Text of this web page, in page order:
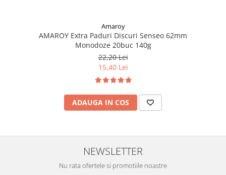
Amaroy
AMAROY Extra Paduri Discuri Senseo 62mm
Monodoze 20buc 140g
22,20 Lei
15,40 Lei
ADAUGA IN COS
NEWSLETTER
Nu rata ofertele si promotiile noastre